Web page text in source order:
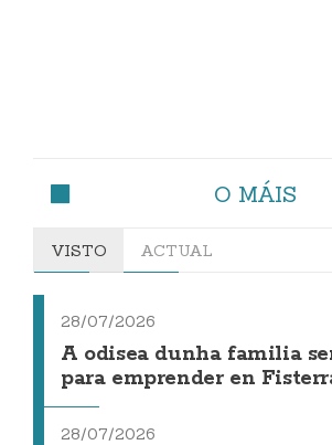
O MÁIS
VISTO ACTUAL
28/07/2026
A odisea dunha familia
para emprender en
28/07/2026